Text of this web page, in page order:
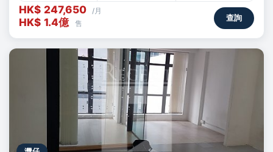
HK$ 247,650 /月
HK$ 1.4億 售
查詢